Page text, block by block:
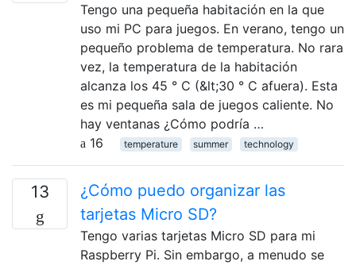
Tengo una pequeña habitación en la que
uso mi PC para juegos. En verano, tengo un
pequeño problema de temperatura. No rara
vez, la temperatura de la habitación
alcanza los 45 ° C (&lt;30 ° C afuera). Esta
es mi pequeña sala de juegos caliente. No
hay ventanas ¿Cómo podría …
16
temperature summer technology
13
¿Cómo puedo organizar las
tarjetas Micro SD?
Tengo varias tarjetas Micro SD para mi
Raspberry Pi. Sin embargo, a menudo se